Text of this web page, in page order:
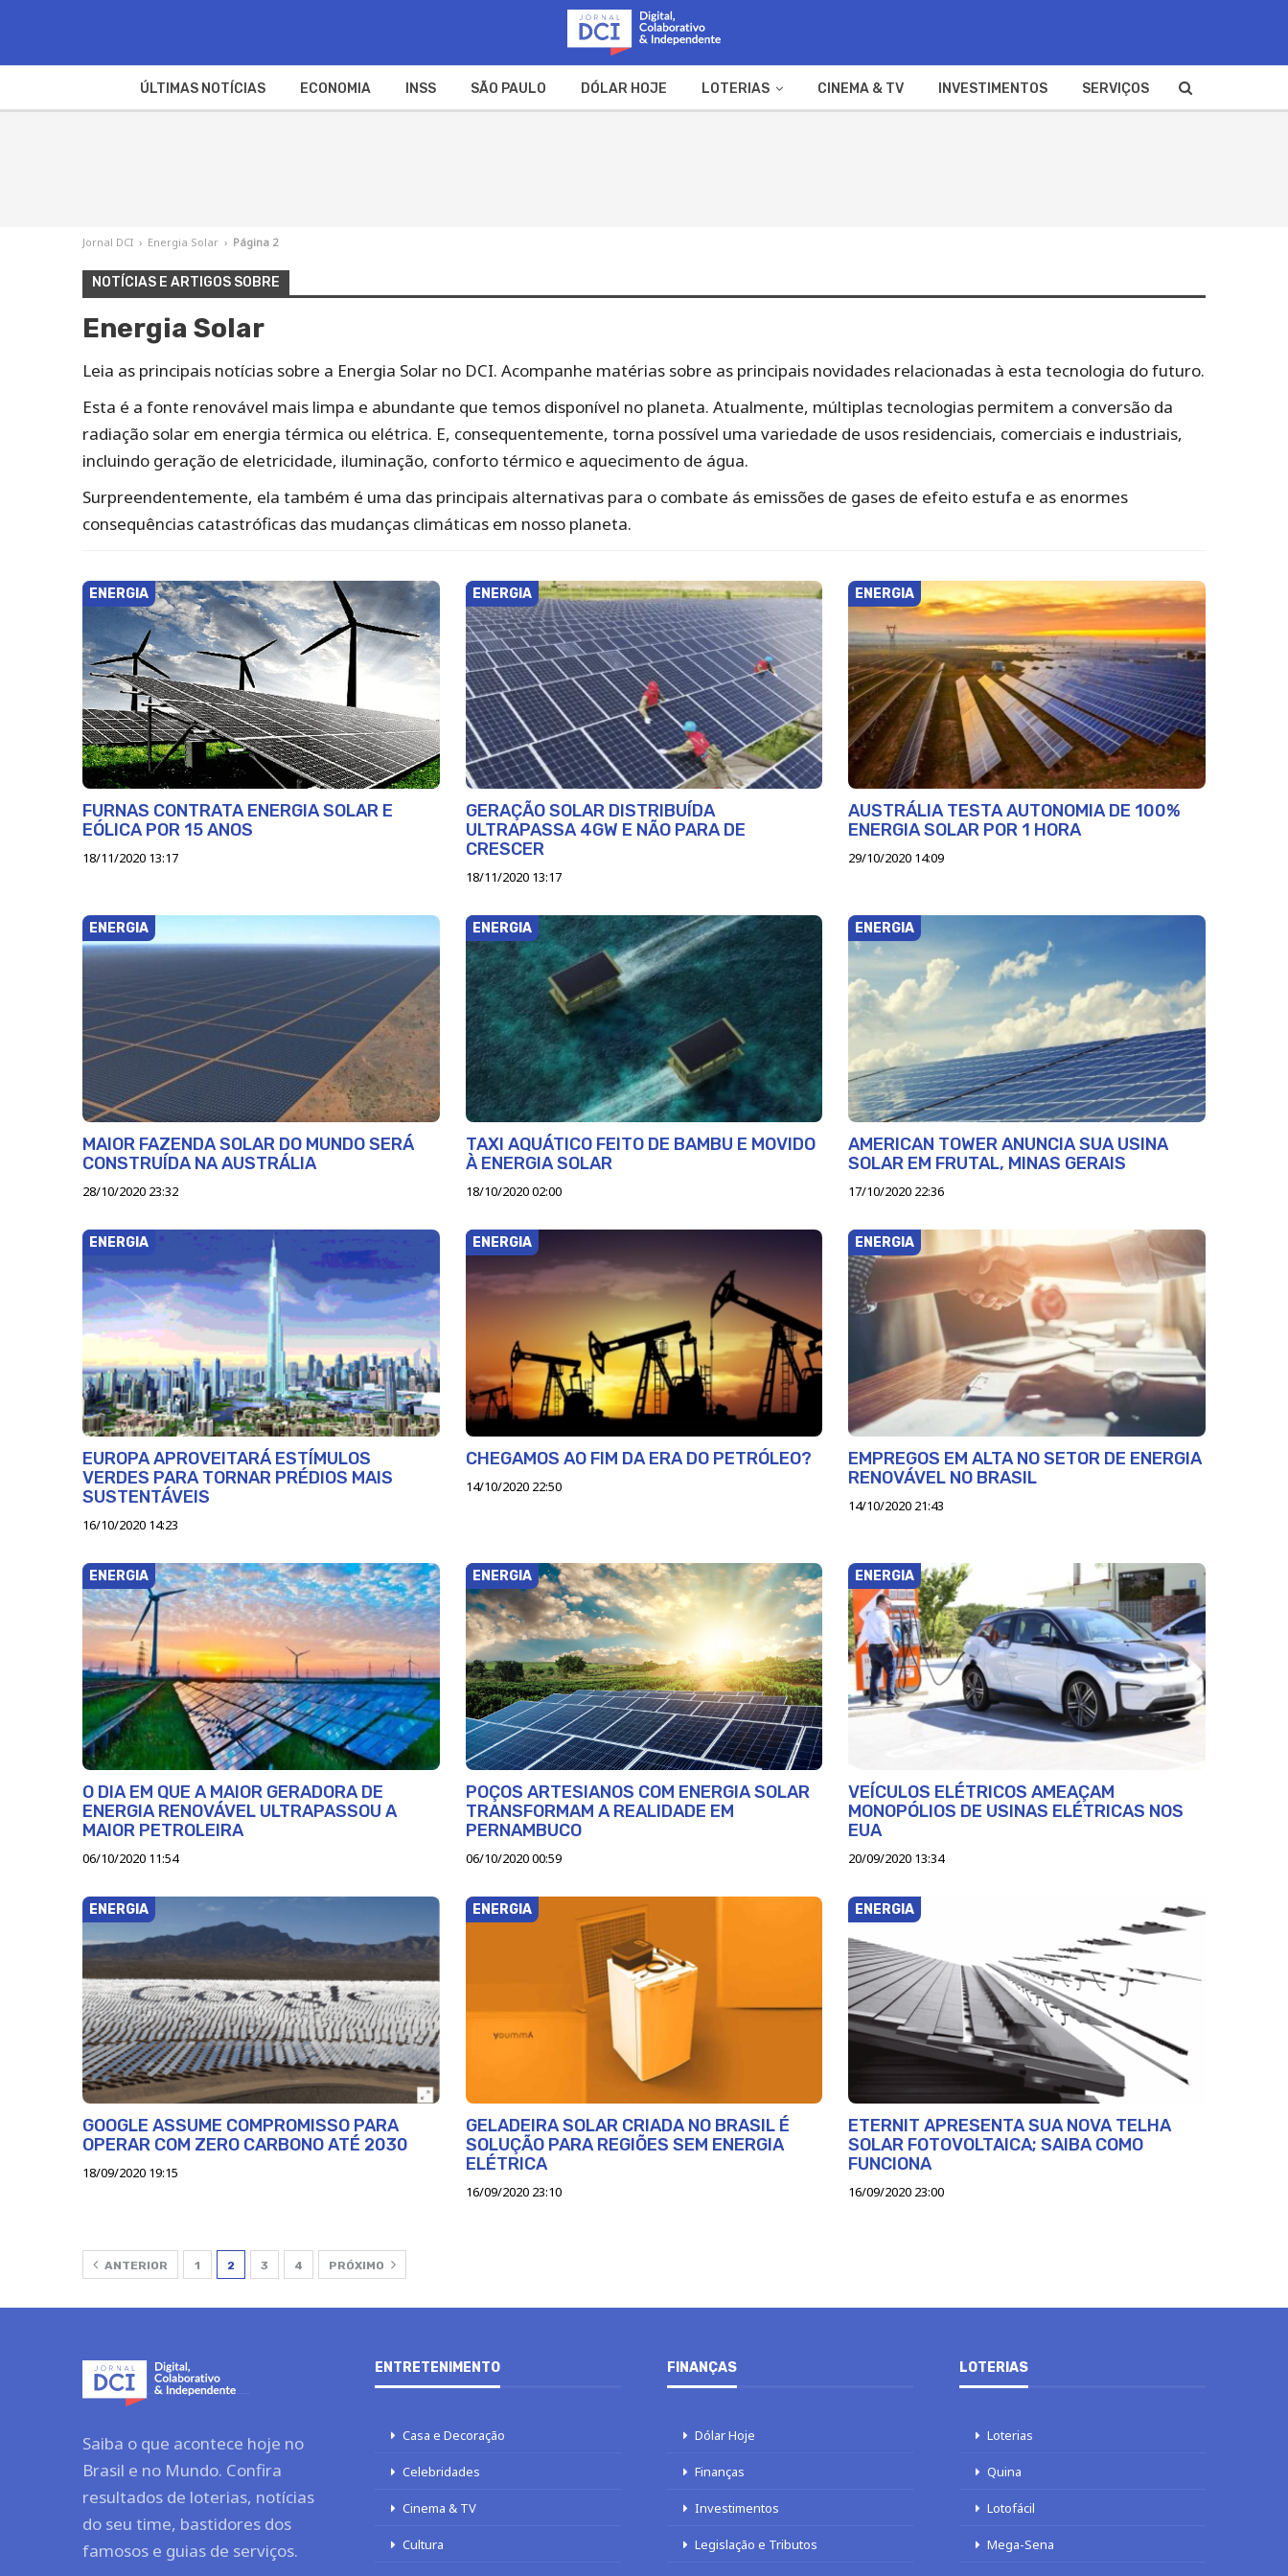
ÚLTIMAS NOTÍCIAS ECONOMIA INSS SÃO PAULO DÓLAR HOJE LOTERIAS CINEMA & TV INVESTIMENTOS SERVIÇOS
Jornal DCI › Energia Solar › Página 2
NOTÍCIAS E ARTIGOS SOBRE
Energia Solar
Leia as principais notícias sobre a Energia Solar no DCI. Acompanhe matérias sobre as principais novidades relacionadas à esta tecnologia do futuro.
Esta é a fonte renovável mais limpa e abundante que temos disponível no planeta. Atualmente, múltiplas tecnologias permitem a conversão da
radiação solar em energia térmica ou elétrica. E, consequentemente, torna possível uma variedade de usos residenciais, comerciais e industriais,
incluindo geração de eletricidade, iluminação, conforto térmico e aquecimento de água.
Surpreendentemente, ela também é uma das principais alternativas para o combate ás emissões de gases de efeito estufa e as enormes
consequências catastróficas das mudanças climáticas em nosso planeta.
ENERGIA
FURNAS CONTRATA ENERGIA SOLAR E
EÓLICA POR 15 ANOS
18/11/2020 13:17
ENERGIA
GERAÇÃO SOLAR DISTRIBUÍDA
ULTRAPASSA 4GW E NÃO PARA DE
CRESCER
18/11/2020 13:17
ENERGIA
AUSTRÁLIA TESTA AUTONOMIA DE 100%
ENERGIA SOLAR POR 1 HORA
29/10/2020 14:09
ENERGIA
MAIOR FAZENDA SOLAR DO MUNDO SERÁ
CONSTRUÍDA NA AUSTRÁLIA
28/10/2020 23:32
ENERGIA
TAXI AQUÁTICO FEITO DE BAMBU E MOVIDO
À ENERGIA SOLAR
18/10/2020 02:00
ENERGIA
AMERICAN TOWER ANUNCIA SUA USINA
SOLAR EM FRUTAL, MINAS GERAIS
17/10/2020 22:36
ENERGIA
EUROPA APROVEITARÁ ESTÍMULOS
VERDES PARA TORNAR PRÉDIOS MAIS
SUSTENTÁVEIS
16/10/2020 14:23
ENERGIA
CHEGAMOS AO FIM DA ERA DO PETRÓLEO?
14/10/2020 22:50
ENERGIA
EMPREGOS EM ALTA NO SETOR DE ENERGIA
RENOVÁVEL NO BRASIL
14/10/2020 21:43
ENERGIA
O DIA EM QUE A MAIOR GERADORA DE
ENERGIA RENOVÁVEL ULTRAPASSOU A
MAIOR PETROLEIRA
06/10/2020 11:54
ENERGIA
POÇOS ARTESIANOS COM ENERGIA SOLAR
TRANSFORMAM A REALIDADE EM
PERNAMBUCO
06/10/2020 00:59
ENERGIA
VEÍCULOS ELÉTRICOS AMEAÇAM
MONOPÓLIOS DE USINAS ELÉTRICAS NOS
EUA
20/09/2020 13:34
ENERGIA
GOOGLE ASSUME COMPROMISSO PARA
OPERAR COM ZERO CARBONO ATÉ 2030
18/09/2020 19:15
ENERGIA
GELADEIRA SOLAR CRIADA NO BRASIL É
SOLUÇÃO PARA REGIÕES SEM ENERGIA
ELÉTRICA
16/09/2020 23:10
ENERGIA
ETERNIT APRESENTA SUA NOVA TELHA
SOLAR FOTOVOLTAICA; SAIBA COMO
FUNCIONA
16/09/2020 23:00
ANTERIOR 1 2 3 4 PRÓXIMO
Saiba o que acontece hoje no
Brasil e no Mundo. Confira
resultados de loterias, notícias
do seu time, bastidores dos
famosos e guias de serviços.
ENTRETENIMENTO
Casa e Decoração
Celebridades
Cinema & TV
Cultura
FINANÇAS
Dólar Hoje
Finanças
Investimentos
Legislação e Tributos
LOTERIAS
Loterias
Quina
Lotofácil
Mega-Sena